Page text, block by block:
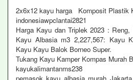
2x6x12 kayu harga Komposit Plastik
indonesiawpclantai2821
Harga Kayu dan Triplek 2023 :
Kayu Albasia m3 2,227,567: Kayu
Kayu Kayu Balok Borneo Super.
Tukang Kayu Kamper Kompas Murah
kayukalimantanms238